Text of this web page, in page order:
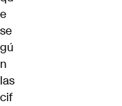
e
se
gú
n
las
cif